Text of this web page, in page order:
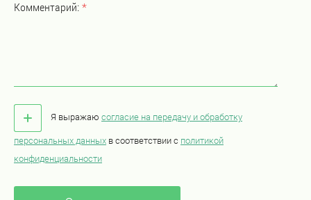
Комментарий: *
Я выражаю согласие на передачу и обработку
персональных данных в соответствии с политикой
конфиденциальности